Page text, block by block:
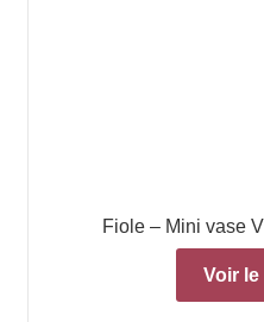
Fiole – Mini vase
Voir